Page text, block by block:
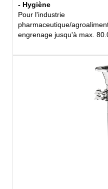
- Hygiène
Pour l'industrie
pharmaceutique/
engrenage jusqu'à max.